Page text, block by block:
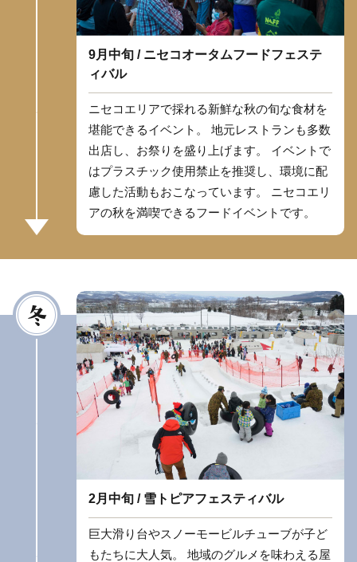
9月中旬 / ニセコオータムフードフェステ
ィバル
ニセコエリアで採れる新鮮な秋の旬な食材を
堪能できるイベント。 地元レストランも多数
出店し、お祭りを盛り上げます。 イベントで
はプラスチック使用禁止を推奨し、環境に配
慮した活動もおこなっています。 ニセコエリ
アの秋を満喫できるフードイベントです。
2月中旬 / 雪トピアフェスティバル
巨大滑り台やスノーモービルチューブが子ど
もたちに大人気。 地域のグルメを味わえる屋